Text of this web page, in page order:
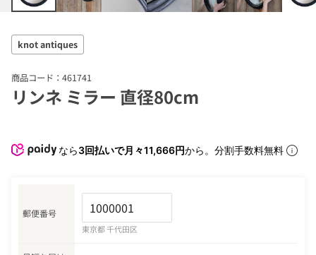
knot antiques
商品コード：461741
リンネ ミラー 直径80cm
なら3回払いで月々11,666円から。分割手数料無料
郵便番号
東京都 千代田区